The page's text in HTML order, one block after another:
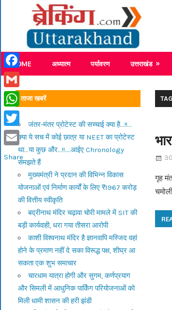
content
Breaking News Uttarakhand
HOME अध्यात्म पर्यावरण उत्तराखंड
गृह
ताजा खबरें
जंतर-मंतर प्रोटेस्ट की सच्चाई क्या है…!!…
क्या ये सच में कोई छात्र या NEET का प्रोटेस्ट
था…या कुछ और…!!….आईए Chronology
समझते हैं
मुख्यमंत्री ने प्रदान की विभिन्न विकास
योजनाओं एवं निर्माण कार्यों के लिए ₹1967 करोड़
की वित्तीय स्वीकृति
बद्रीनाथ मंदिर चढ़ावा चोरी मामले में SIT की
बड़ी कार्यवाही, धरा गया तीसरा आरोपी
काशी विश्वनाथ मंदिर है ज्ञानवापि मस्जिद वहां
होने के प्रमाण नहीं दे सका विरूद्ध पक्ष, शीघ्र आ
सकता एक शुभ समाचार
चारधाम यात्रा होगी और सुगम, कर्णप्रयाग
और सिमली में आधुनिक पार्किंग परियोजनाओं को
मिली धामी शासन की हरी झंडी
Facebook
Gmail
WhatsApp
Twitter
Email
Share